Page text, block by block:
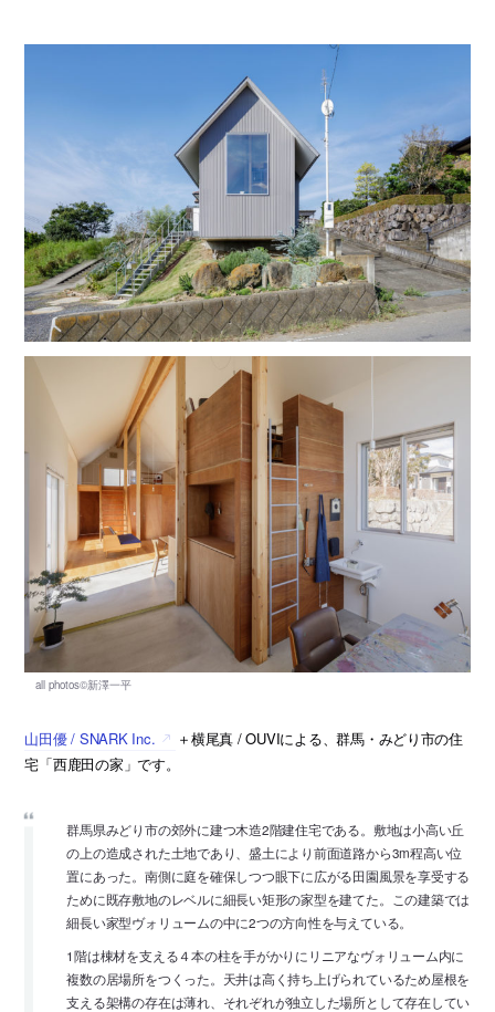
山田優 / SNARK Inc.
＋横尾真 / OUVIによる、群馬・みどり市の住
宅「西鹿田の家」です。
群馬県みどり市の郊外に建つ木造2階建住宅である。敷地は小高い丘
の上の造成された土地であり、盛土により前面道路から3m程高い位
置にあった。南側に庭を確保しつつ眼下に広がる田園風景を享受する
ために既存敷地のレベルに細長い矩形の家型を建てた。この建築では
細長い家型ヴォリュームの中に2つの方向性を与えている。
1階は棟材を支える４本の柱を手がかりにリニアなヴォリューム内に
複数の居場所をつくった。天井は高く持ち上げられているため屋根を
支える架構の存在は薄れ、それぞれが独立した場所として存在してい